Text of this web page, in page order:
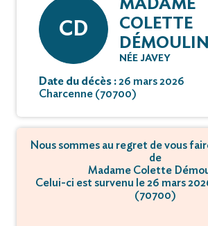
CD
MADAME
COLETTE
DÉMOULIN
NÉE JAVEY
Date du décès :26 mars 2026
Charcenne (70700)
Nous sommes au regret de vous
de
Madame Colette
Celui-ci est survenu le 26 mars
(70700)